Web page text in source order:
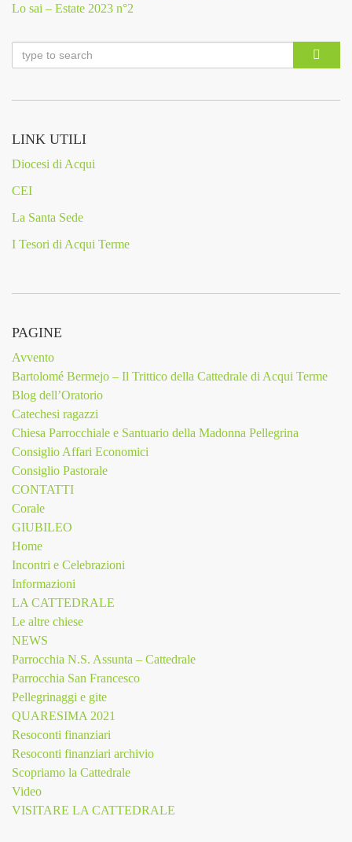
Navigazione
Post
Next
Lo sai – Estate 2023 n°2
LINK UTILI
Diocesi di Acqui
CEI
La Santa Sede
I Tesori di Acqui Terme
PAGINE
Avvento
Bartolomé Bermejo – Il Trittico della Cattedrale di Acqui Terme
Blog dell’Oratorio
Catechesi ragazzi
Chiesa Parrocchiale e Santuario della Madonna Pellegrina
Consiglio Affari Economici
Consiglio Pastorale
CONTATTI
Corale
GIUBILEO
Home
Incontri e Celebrazioni
Informazioni
LA CATTEDRALE
Le altre chiese
NEWS
Parrocchia N.S. Assunta – Cattedrale
Parrocchia San Francesco
Pellegrinaggi e gite
QUARESIMA 2021
Resoconti finanziari
Resoconti finanziari archivio
Scopriamo la Cattedrale
Video
VISITARE LA CATTEDRALE